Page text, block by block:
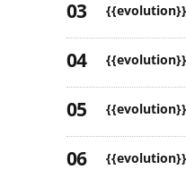
{{evolution}}
{{evolution}}
{{evolution}}
{{evolution}}